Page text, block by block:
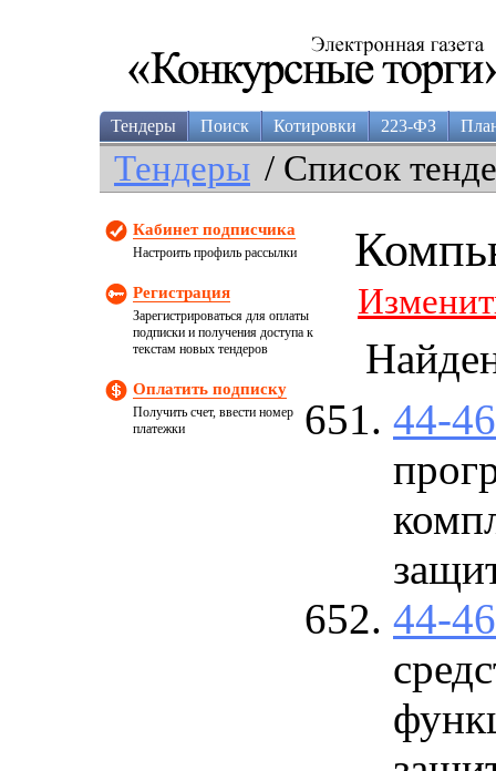
Тендеры Поиск Котировки 223-ФЗ
Тендеры / Список
Кабинет подписчика
Настроить профиль рассылки
Регистрация
Зарегистрироваться для оплаты
подписки и получения доступа к
текстам новых тендеров
Оплатить подписку
Получить счет, ввести номер
платежки
44-
44-